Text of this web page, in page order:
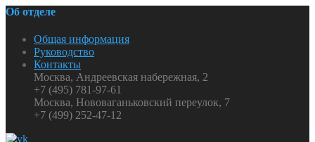
Об отделе
Общая информация
Руководство
Контакты
Москва, Андреевская набережная, 2
+7 (495) 781-97-61
Москва, Нововаганьковский переулок, 7
+7 (499) 252-47-12